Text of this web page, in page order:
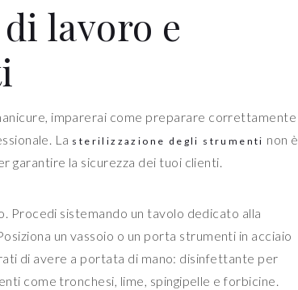
di lavoro e
imparerai come preparare correttamente
La sterilizzazione degli strumenti non è
garantire la sicurezza dei tuoi clienti.
Procedi sistemando un tavolo dedicato alla
un vassoio o un porta strumenti in acciaio
di avere a portata di mano: disinfettante per
come tronchesi, lime, spingipelle e forbicine.